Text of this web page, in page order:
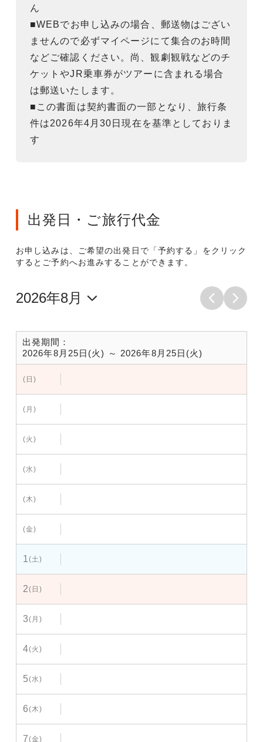
ん
■WEBでお申し込みの場合、郵送物はござい
ませんので必ずマイページにて集合のお時間
などご確認ください。尚、観劇観戦などのチ
ケットやJR乗車券がツアーに含まれる場合
は郵送いたします。
■この書面は契約書面の一部となり、旅行条
件は2026年4月30日現在を基準としておりま
す
出発日・ご旅行代金
お申し込みは、ご希望の出発日で「予約する」をクリック
するとご予約へお進みすることができます。
出発期間：
2026年8月25日(火) ～ 2026年8月25日(火)
(日)
(月)
(火)
(水)
(木)
(金)
1(土)
2(日)
3(月)
4(火)
5(水)
6(木)
7(金)